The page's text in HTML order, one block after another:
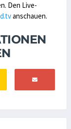
Den Live-
anschauen.